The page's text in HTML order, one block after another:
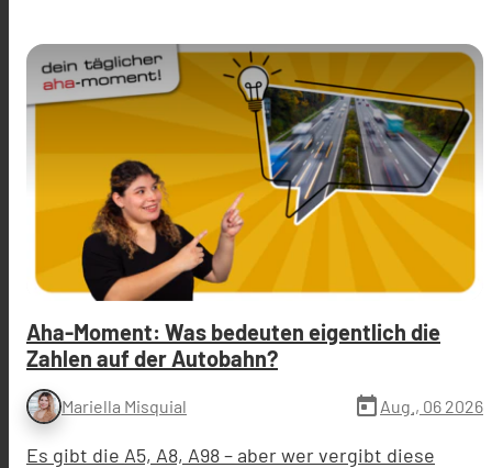
Aha-Moment: Was bedeuten eigentlich die
Zahlen auf der Autobahn?
Mariella Misquial today Aug., 06 2026
Es gibt die A5, A8, A98 – aber wer vergibt diese